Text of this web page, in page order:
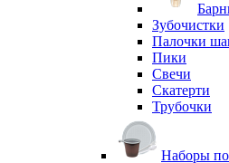
Зубочистки
Палочки
Пики
Свечи
Скатерти
Трубочки
Наборы